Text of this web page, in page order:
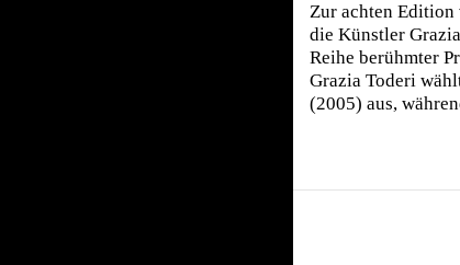
Zur achten Edition
die Künstler
Reihe berühmter
Grazia Toderi
(2005) aus,